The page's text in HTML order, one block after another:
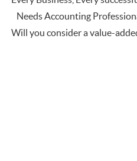
Needs Accounting
​Will you consider a value-